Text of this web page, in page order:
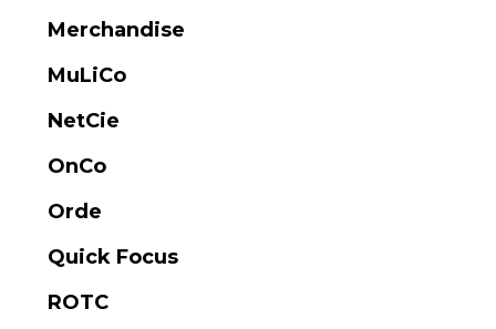
Merchandise
MuLiCo
NetCie
OnCo
Orde
Quick Focus
ROTC